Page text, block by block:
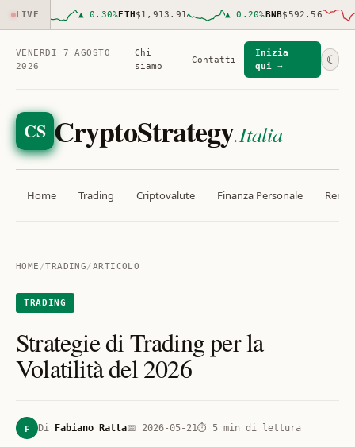
LIVE ▲ 0.30 %ETH$1,913.91 ▲ 0.20 %BNB$592.56 ▼
VENERDÌ 7 AGOSTO
2026
Chi
siamo
Contatti
Inizia
qui →
☾
CS CryptoStrategy.Italia
Home Trading Criptovalute Finanza Personale
HOME /TRADING/ARTICOLO
TRADING
Strategie di Trading per la
Volatilità del 2026
F Di Fabiano Ratta📅 2026-05-21⏱ 5 min di lettura